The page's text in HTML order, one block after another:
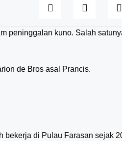
peninggalan kuno. Salah
de Bros asal Prancis.
bekerja di Pulau Farasan sejak